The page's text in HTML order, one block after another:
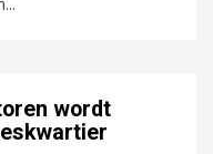
wordt